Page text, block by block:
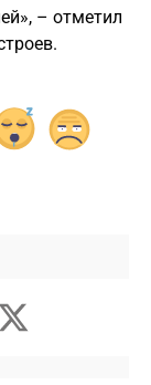
– отметил